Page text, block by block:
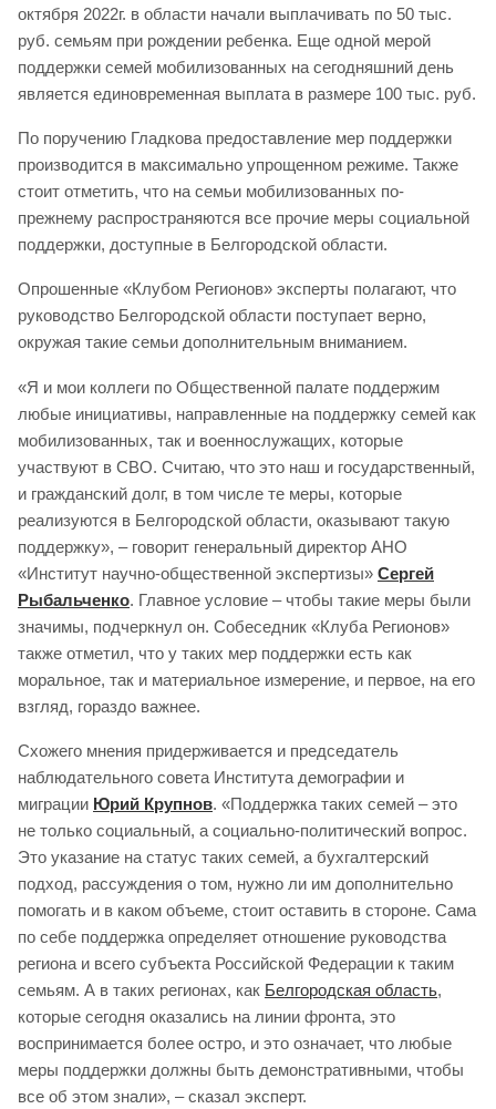
октября 2022г. в области начали выплачивать по 50 тыс.
руб. семьям при рождении ребенка. Еще одной мерой
поддержки семей мобилизованных на сегодняшний день
является единовременная выплата в размере 100 тыс. руб.
По поручению Гладкова предоставление мер поддержки
производится в максимально упрощенном режиме. Также
стоит отметить, что на семьи мобилизованных по-
прежнему распространяются все прочие меры социальной
поддержки, доступные в Белгородской области.
Опрошенные «Клубом Регионов» эксперты полагают, что
руководство Белгородской области поступает верно,
окружая такие семьи дополнительным вниманием.
«Я и мои коллеги по Общественной палате поддержим
любые инициативы, направленные на поддержку семей как
мобилизованных, так и военнослужащих, которые
участвуют в СВО. Считаю, что это наш и государственный,
и гражданский долг, в том числе те меры, которые
реализуются в Белгородской области, оказывают такую
поддержку», – говорит генеральный директор АНО
«Институт научно-общественной экспертизы» Сергей
Рыбальченко. Главное условие – чтобы такие меры были
значимы, подчеркнул он. Собеседник «Клуба Регионов»
также отметил, что у таких мер поддержки есть как
моральное, так и материальное измерение, и первое, на его
взгляд, гораздо важнее.
Схожего мнения придерживается и председатель
наблюдательного совета Института демографии и
миграции Юрий Крупнов. «Поддержка таких семей – это
не только социальный, а социально-политический вопрос.
Это указание на статус таких семей, а бухгалтерский
подход, рассуждения о том, нужно ли им дополнительно
помогать и в каком объеме, стоит оставить в стороне. Сама
по себе поддержка определяет отношение руководства
региона и всего субъекта Российской Федерации к таким
семьям. А в таких регионах, как Белгородская область,
которые сегодня оказались на линии фронта, это
воспринимается более остро, и это означает, что любые
меры поддержки должны быть демонстративными, чтобы
все об этом знали», – сказал эксперт.